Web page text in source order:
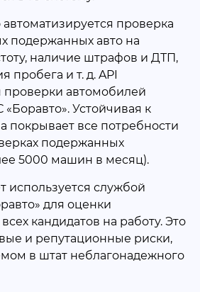
проверка
подержанных авто на
наличие штрафов и ДТП,
пробега и т. д. API
проверки автомобилей
«Боравто». Устойчивая к
покрывает все потребности
подержанных
5000 машин в месяц).
используется службой
для оценки
кандидатов на работу. Это
и репутационные риски,
в штат неблагонадежного